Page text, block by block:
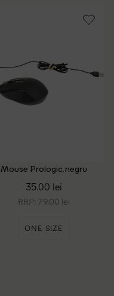
Mouse Prologic, negru
35.00 lei
RRP: 79.00 lei
ONE SIZE